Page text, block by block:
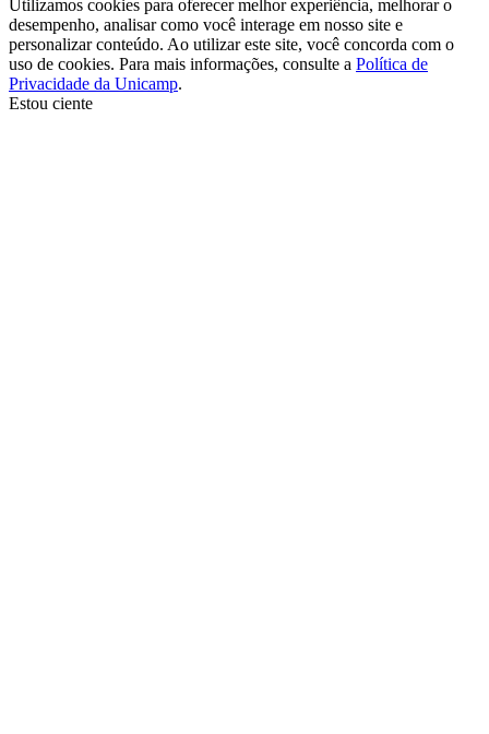
Utilizamos cookies para oferecer melhor experiência, melhorar o
desempenho, analisar como você interage em nosso site e
personalizar conteúdo. Ao utilizar este site, você concorda com o
uso de cookies. Para mais informações, consulte a Política de
Privacidade da Unicamp.
Estou ciente